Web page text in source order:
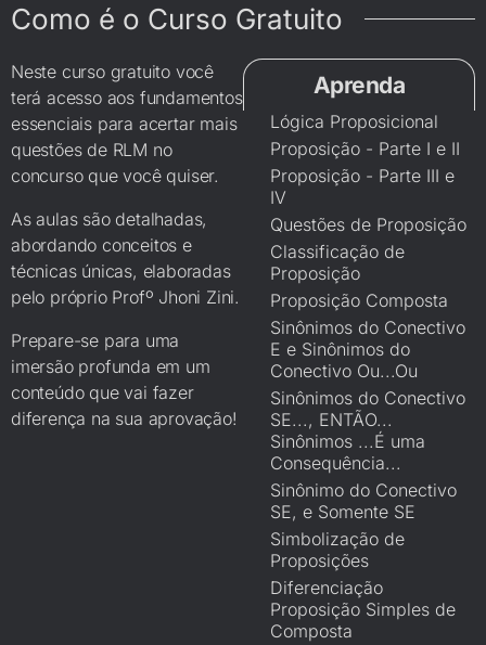
Como é o Curso Gratuito
Neste curso gratuito você
terá acesso aos fundamentos
essenciais para acertar mais
questões de RLM no
concurso que você quiser.
As aulas são detalhadas,
abordando conceitos e
técnicas únicas, elaboradas
pelo próprio Profº Jhoni Zini.
Prepare-se para uma
imersão profunda em um
conteúdo que vai fazer
diferença na sua aprovação!
Aprenda
Lógica Proposicional
Proposição - Parte I e II
Proposição - Parte III e
IV
Questões de Proposição
Classificação de
Proposição
Proposição Composta
Sinônimos do Conectivo
E e Sinônimos do
Conectivo Ou...Ou
Sinônimos do Conectivo
SE..., ENTÃO...
Sinônimos ...É uma
Consequência...
Sinônimo do Conectivo
SE, e Somente SE
Simbolização de
Proposições
Diferenciação
Proposição Simples de
Composta